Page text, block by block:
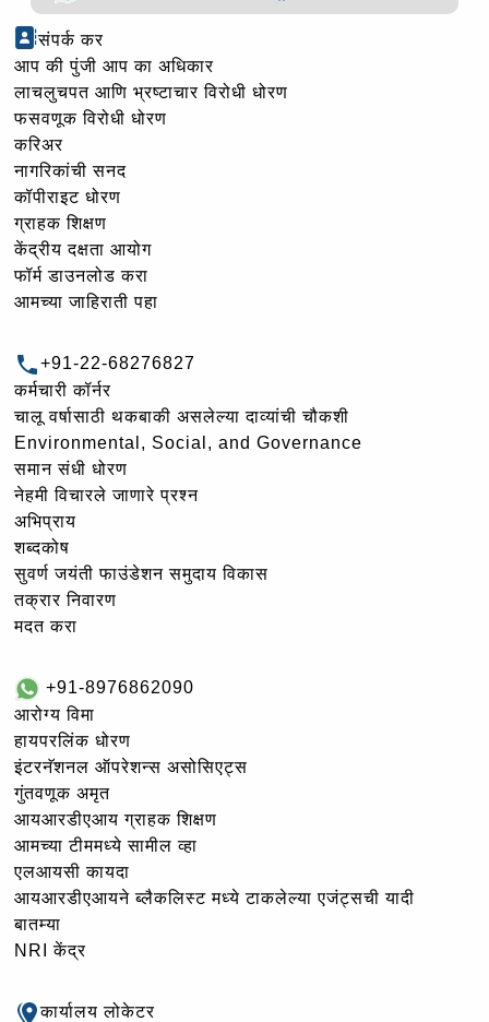
संपर्क कर
आप की पुंजी आप का अधिकार
लाचलुचपत आणि भ्रष्टाचार विरोधी धोरण
फसवणूक विरोधी धोरण
करिअर
नागरिकांची सनद
कॉपीराइट धोरण
ग्राहक शिक्षण
केंद्रीय दक्षता आयोग
फॉर्म डाउनलोड करा
आमच्या जाहिराती पहा
+91-22-68276827
कर्मचारी कॉर्नर
चालू वर्षासाठी थकबाकी असलेल्या दाव्यांची चौकशी
Environmental, Social, and Governance
समान संधी धोरण
नेहमी विचारले जाणारे प्रश्न
अभिप्राय
शब्दकोष
सुवर्ण जयंती फाउंडेशन समुदाय विकास
तक्रार निवारण
मदत करा
+91-8976862090
आरोग्य विमा
हायपरलिंक धोरण
इंटरनॅशनल ऑपरेशन्स असोसिएट्स
गुंतवणूक अमृत
आयआरडीएआय ग्राहक शिक्षण
आमच्या टीममध्ये सामील व्हा
एलआयसी कायदा
आयआरडीएआयने ब्लैकलिस्ट मध्ये टाकलेल्या एजंट्सची यादी
बातम्या
NRI केंद्र
कार्यालय लोकेटर